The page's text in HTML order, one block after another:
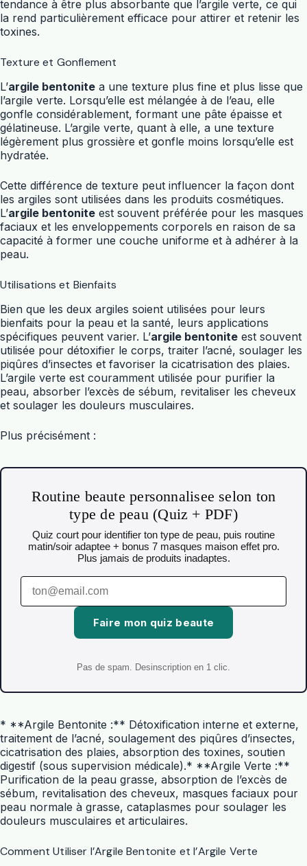
tendance à être plus absorbante que l’argile verte, ce qui
la rend particulièrement efficace pour attirer et retenir les
toxines.
Texture et Gonflement
L’argile bentonite a une texture plus fine et plus lisse que
l’argile verte. Lorsqu’elle est mélangée à de l’eau, elle
gonfle considérablement, formant une pâte épaisse et
gélatineuse. L’argile verte, quant à elle, a une texture
légèrement plus grossière et gonfle moins lorsqu’elle est
hydratée.
Cette différence de texture peut influencer la façon dont
les argiles sont utilisées dans les produits cosmétiques.
L’argile bentonite est souvent préférée pour les masques
faciaux et les enveloppements corporels en raison de sa
capacité à former une couche uniforme et à adhérer à la
peau.
Utilisations et Bienfaits
Bien que les deux argiles soient utilisées pour leurs
bienfaits pour la peau et la santé, leurs applications
spécifiques peuvent varier. L’argile bentonite est souvent
utilisée pour détoxifier le corps, traiter l’acné, soulager les
piqûres d’insectes et favoriser la cicatrisation des plaies.
L’argile verte est couramment utilisée pour purifier la
peau, absorber l’excès de sébum, revitaliser les cheveux
et soulager les douleurs musculaires.
Plus précisément :
Routine beaute personnalisee selon ton
type de peau (Quiz + PDF)
Quiz court pour identifier ton type de peau, puis routine
matin/soir adaptee + bonus 7 masques maison effet pro.
Plus jamais de produits inadaptes.
Faire mon quiz beaute
Pas de spam. Desinscription en 1 clic.
* **Argile Bentonite :** Détoxification interne et externe,
traitement de l’acné, soulagement des piqûres d’insectes,
cicatrisation des plaies, absorption des toxines, soutien
digestif (sous supervision médicale).* **Argile Verte :**
Purification de la peau grasse, absorption de l’excès de
sébum, revitalisation des cheveux, masques faciaux pour
peau normale à grasse, cataplasmes pour soulager les
douleurs musculaires et articulaires.
Comment Utiliser l’Argile Bentonite et l’Argile Verte